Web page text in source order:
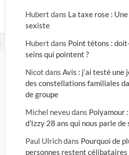
Hubert dans La taxe rose :
sexiste
Hubert dans Point tétons :
seins qui pointent ?
Nicot dans Avis : j’ai testé une
des constellations familiales
de groupe
Michel neveudans Polyamour
d’Izzy 28 ans qui nous parle de
Paul Ulrichdans Pourquoi de
personnes restent célibataires